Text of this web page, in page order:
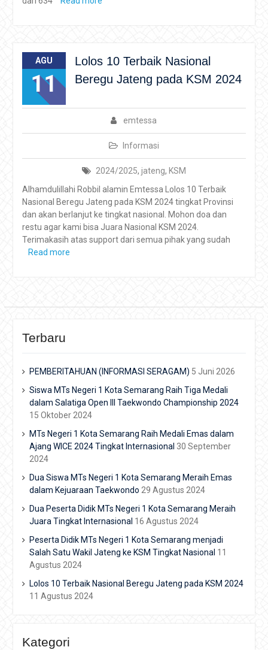
AGU
11
Lolos 10 Terbaik Nasional
Beregu Jateng pada KSM 2024
emtessa
Informasi
2024/2025, jateng, KSM
Alhamdulillahi Robbil alamin Emtessa Lolos 10 Terbaik
Nasional Beregu Jateng pada KSM 2024 tingkat Provinsi
dan akan berlanjut ke tingkat nasional. Mohon doa dan
restu agar kami bisa Juara Nasional KSM 2024.
Terimakasih atas support dari semua pihak yang sudah
Read more
Terbaru
PEMBERITAHUAN (INFORMASI SERAGAM) 5 Juni 2026
Siswa MTs Negeri 1 Kota Semarang Raih Tiga Medali
dalam Salatiga Open III Taekwondo Championship 2024
15 Oktober 2024
MTs Negeri 1 Kota Semarang Raih Medali Emas dalam
Ajang WICE 2024 Tingkat Internasional 30 September
2024
Dua Siswa MTs Negeri 1 Kota Semarang Meraih Emas
dalam Kejuaraan Taekwondo 29 Agustus 2024
Dua Peserta Didik MTs Negeri 1 Kota Semarang Meraih
Juara Tingkat Internasional 16 Agustus 2024
Peserta Didik MTs Negeri 1 Kota Semarang menjadi
Salah Satu Wakil Jateng ke KSM Tingkat Nasional 11
Agustus 2024
Lolos 10 Terbaik Nasional Beregu Jateng pada KSM 2024
11 Agustus 2024
Kategori